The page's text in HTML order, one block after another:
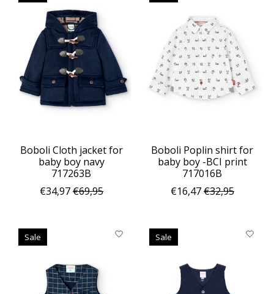
Boboli Cloth jacket for
baby boy navy
717263B
€34,97€69,95
Boboli Poplin shirt for
baby boy -BCI print
717016B
€16,47€32,95
Sale Sale